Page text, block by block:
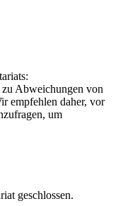
zu Abweichungen von
empfehlen daher, vor
um
geschlossen.